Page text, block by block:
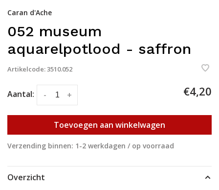
Caran d'Ache
052 museum
aquarelpotlood - saffron
Artikelcode:3510.052
Aantal: +
- €4,20
Toevoegen aan winkelwagen
Verzending binnen: 1-2 werkdagen / op voorraad
Overzicht